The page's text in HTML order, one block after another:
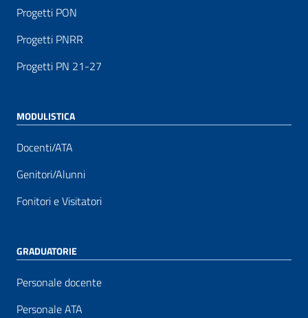
Progetti PON
Progetti PNRR
Progetti PN 21-27
MODULISTICA
Docenti/ATA
Genitori/Alunni
Fonitori e Visitatori
GRADUATORIE
Personale docente
Personale ATA